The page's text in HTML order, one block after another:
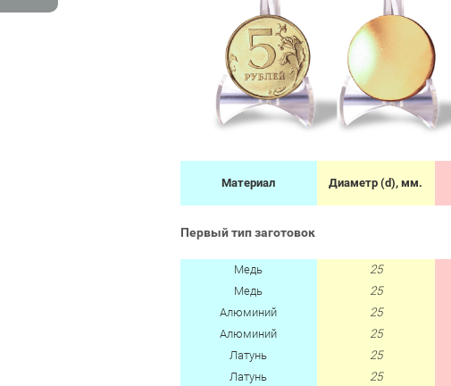
Материал Диаметр (d), мм.
Первый тип заготовок
Медь 25
Медь
25
Алюминий
25
Алюминий
25
Латунь
25
Латунь
25